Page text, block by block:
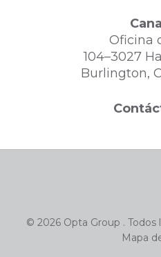
Oficina
104–3027
Burlington,
© 2026 Opta Group . Todos
Mapa